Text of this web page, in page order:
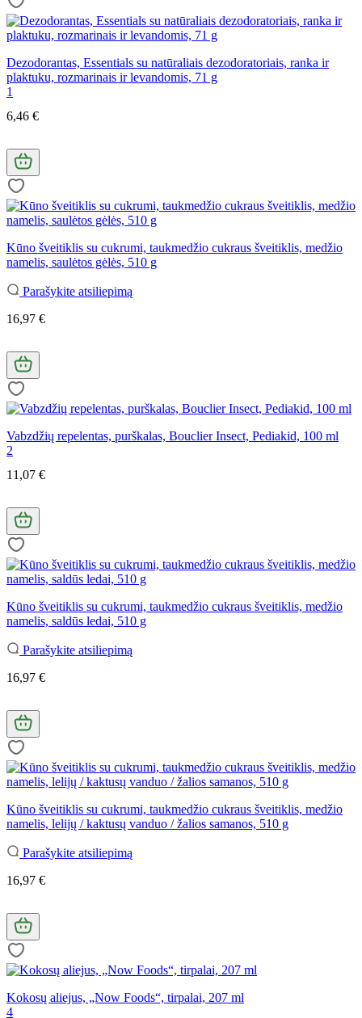
Dezodorantas, Essentials su natūraliais dezodoratoriais, ranka ir
plaktuku, rozmarinais ir levandomis, 71 g
1
6,46 €
Kūno šveitiklis su cukrumi, taukmedžio cukraus šveitiklis, medžio
namelis, saulėtos gėlės, 510 g
Parašykite atsiliepimą
16,97 €
Vabzdžių repelentas, purškalas, Bouclier Insect, Pediakid, 100 ml
2
11,07 €
Kūno šveitiklis su cukrumi, taukmedžio cukraus šveitiklis, medžio
namelis, saldūs ledai, 510 g
Parašykite atsiliepimą
16,97 €
Kūno šveitiklis su cukrumi, taukmedžio cukraus šveitiklis, medžio
namelis, lelijų / kaktusų vanduo / žalios samanos, 510 g
Parašykite atsiliepimą
16,97 €
Kokosų aliejus, „Now Foods“, tirpalai, 207 ml
4